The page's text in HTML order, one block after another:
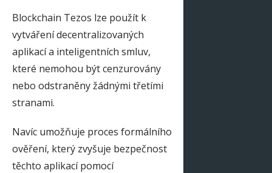
Blockchain Tezos lze použít k
vytváření decentralizovaných
aplikací a inteligentních smluv,
které nemohou být cenzurovány
nebo odstraněny žádnými třetími
stranami.
Navíc umožňuje proces formálního
ověření, který zvyšuje bezpečnost
těchto aplikací pomocí